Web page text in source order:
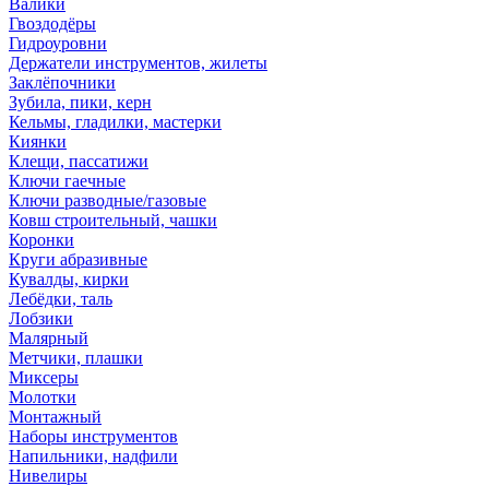
Валики
Гвоздодёры
Гидроуровни
Держатели инструментов, жилеты
Заклёпочники
Зубила, пики, керн
Кельмы, гладилки, мастерки
Киянки
Клещи, пассатижи
Ключи гаечные
Ключи разводные/газовые
Ковш строительный, чашки
Коронки
Круги абразивные
Кувалды, кирки
Лебёдки, таль
Лобзики
Малярный
Метчики, плашки
Миксеры
Молотки
Монтажный
Наборы инструментов
Напильники, надфили
Нивелиры